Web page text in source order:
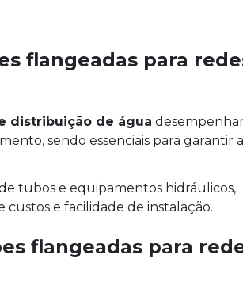
flangeadas para
distribuição de água
sendo essenciais para garantir
tubos e equipamentos hidráulicos,
e facilidade de instalação.
flangeadas para